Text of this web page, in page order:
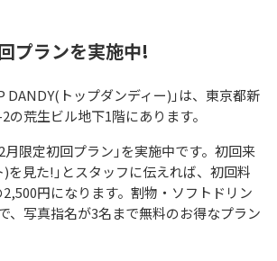
プランを実施中!
DANDY(トップダンディー)｣は、東京都新
の荒生ビル地下1階にあります。
限定初回プラン｣を実施中です。初回来
を見た!｣とスタッフに伝えれば、初回料
円になります。割物・ソフトドリン
、写真指名が3名まで無料のお得なプラン